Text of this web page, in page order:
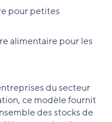
alimentaire pour les
du secteur
ce modèle fournit
des stocks de